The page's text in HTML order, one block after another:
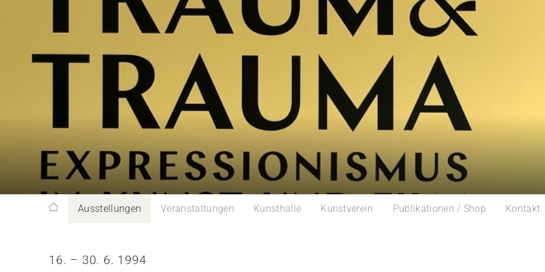
Ausstellungen Veranstaltungen Kunsthalle Kunstverein Publikationen / Shop Kontakt
16. – 30. 6. 1994